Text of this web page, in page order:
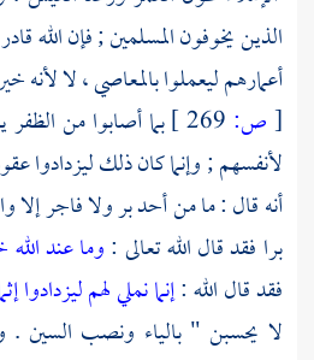
الذين يخوفون المسلمين ; فإن الله
أعمارهم ليعملوا بالمعاصي ، لا لأنه
[ص: بما أصابوا من
لأنفسهم ; وإنما كان ذلك ليزدادوا
أنه قال : ما من أحد بر ولا فاجر إلا
برا فقد قال الله تعالى :وما عند الله
فقد قال الله :إنما نملي لهم ليزدادوا
لا يحسبن " بالياء ونصب السين .